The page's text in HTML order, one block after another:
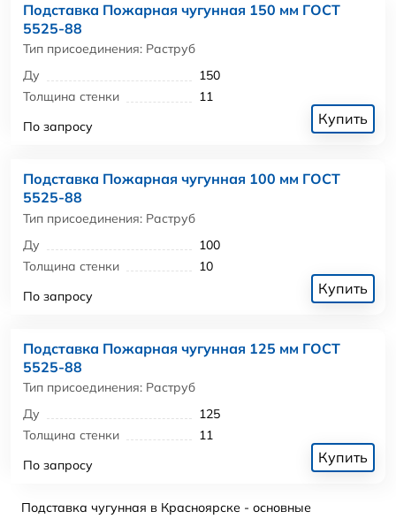
Подставка Пожарная чугунная 150 мм ГОСТ
5525-88
Тип присоединения: Раструб
Ду
150
Толщина стенки
11
По запросу
Купить
Подставка Пожарная чугунная 100 мм ГОСТ
5525-88
Тип присоединения: Раструб
Ду
100
Толщина стенки
10
По запросу
Купить
Подставка Пожарная чугунная 125 мм ГОСТ
5525-88
Тип присоединения: Раструб
Ду
125
Толщина стенки
11
По запросу
Купить
Подставка чугунная в Красноярске - основные